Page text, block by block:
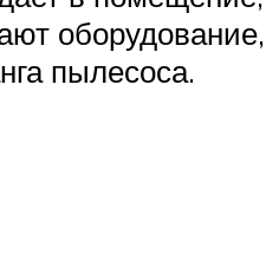
оборудование,
пылесоса.